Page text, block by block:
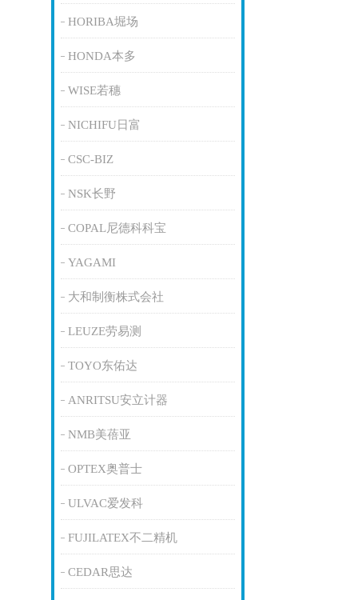
HORIBA堀场
HONDA本多
WISE若穗
NICHIFU日富
CSC-BIZ
NSK长野
COPAL尼德科科宝
YAGAMI
大和制衡株式会社
LEUZE劳易测
TOYO东佑达
ANRITSU安立计器
NMB美蓓亚
OPTEX奥普士
ULVAC爱发科
FUJILATEX不二精机
CEDAR思达